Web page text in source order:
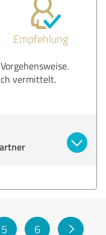
Empfehlung
vermittelt.
5 6